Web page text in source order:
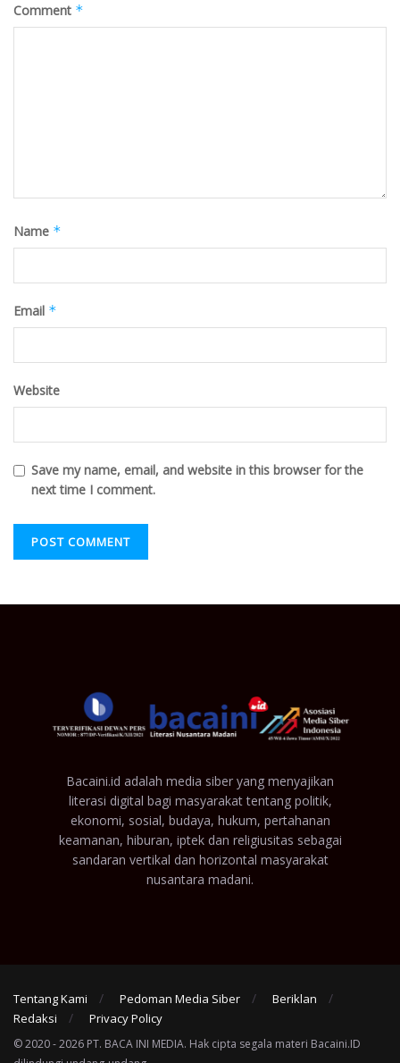
Comment *
Name *
Email *
Website
Save my name, email, and website in this browser for the
next time I comment.
Bacaini.id adalah media siber yang menyajikan
literasi digital bagi masyarakat tentang politik,
ekonomi, sosial, budaya, hukum, pertahanan
keamanan, hiburan, iptek dan religiusitas sebagai
sandaran vertikal dan horizontal masyarakat
nusantara madani.
Tentang Kami Pedoman Media Siber
Beriklan
Redaksi
Privacy Policy
© 2020 - 2026 PT. BACA INI MEDIA. Hak cipta segala materi Bacaini.ID